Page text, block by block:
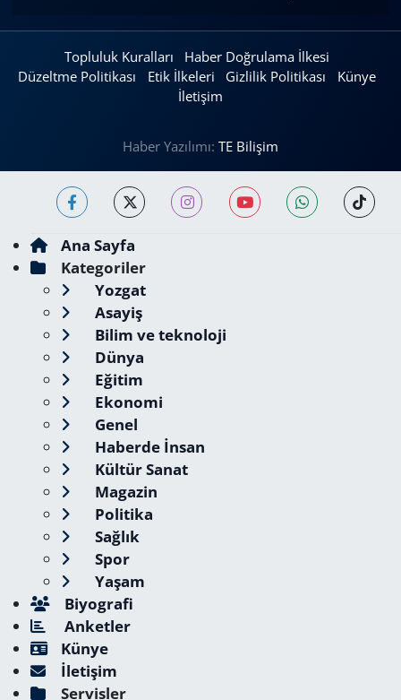
Topluluk Kuralları
Haber Doğrulama İlkesi
Düzeltme Politikası
Etik İlkeleri Gizlilik Politikası
Künye
İletişim
Haber Yazılımı: TE Bilişim
Ana Sayfa
Kategoriler
Yozgat
Asayiş
Bilim ve teknoloji
Dünya
Eğitim
Ekonomi
Genel
Haberde İnsan
Kültür Sanat
Magazin
Politika
Sağlık
Spor
Yaşam
Biyografi
Anketler
Künye
İletişim
Servisler